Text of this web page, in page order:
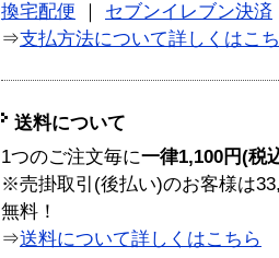
換宅配便
セブンイレブン決済
⇒支払方法について詳しくはこ
送料について
1つのご注文毎に一律1,100円(税
※売掛取引(後払い)のお客様は
無料！
⇒送料について詳しくはこちら